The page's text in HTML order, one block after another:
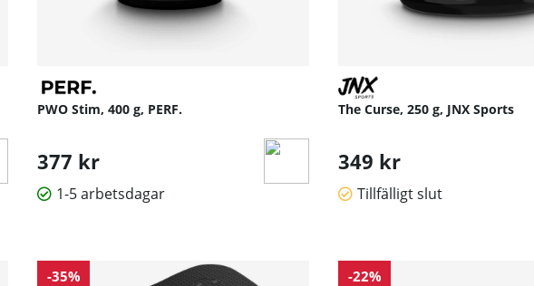
PWO Stim, 400 g, PERF.
377 kr
1-5 arbetsdagar
The Curse, 250 g, JNX Sports
349 kr
Tillfälligt slut
-35% -22%